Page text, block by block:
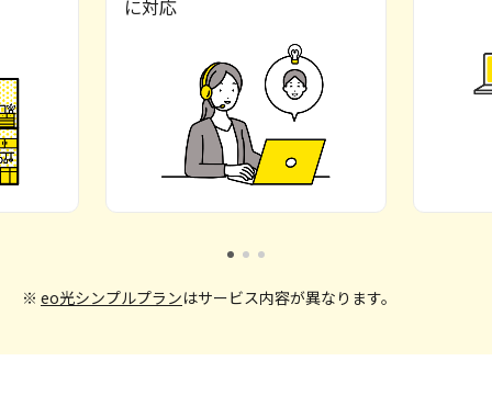
に対応
※ eo光シンプルプランはサービス内容が異なります。